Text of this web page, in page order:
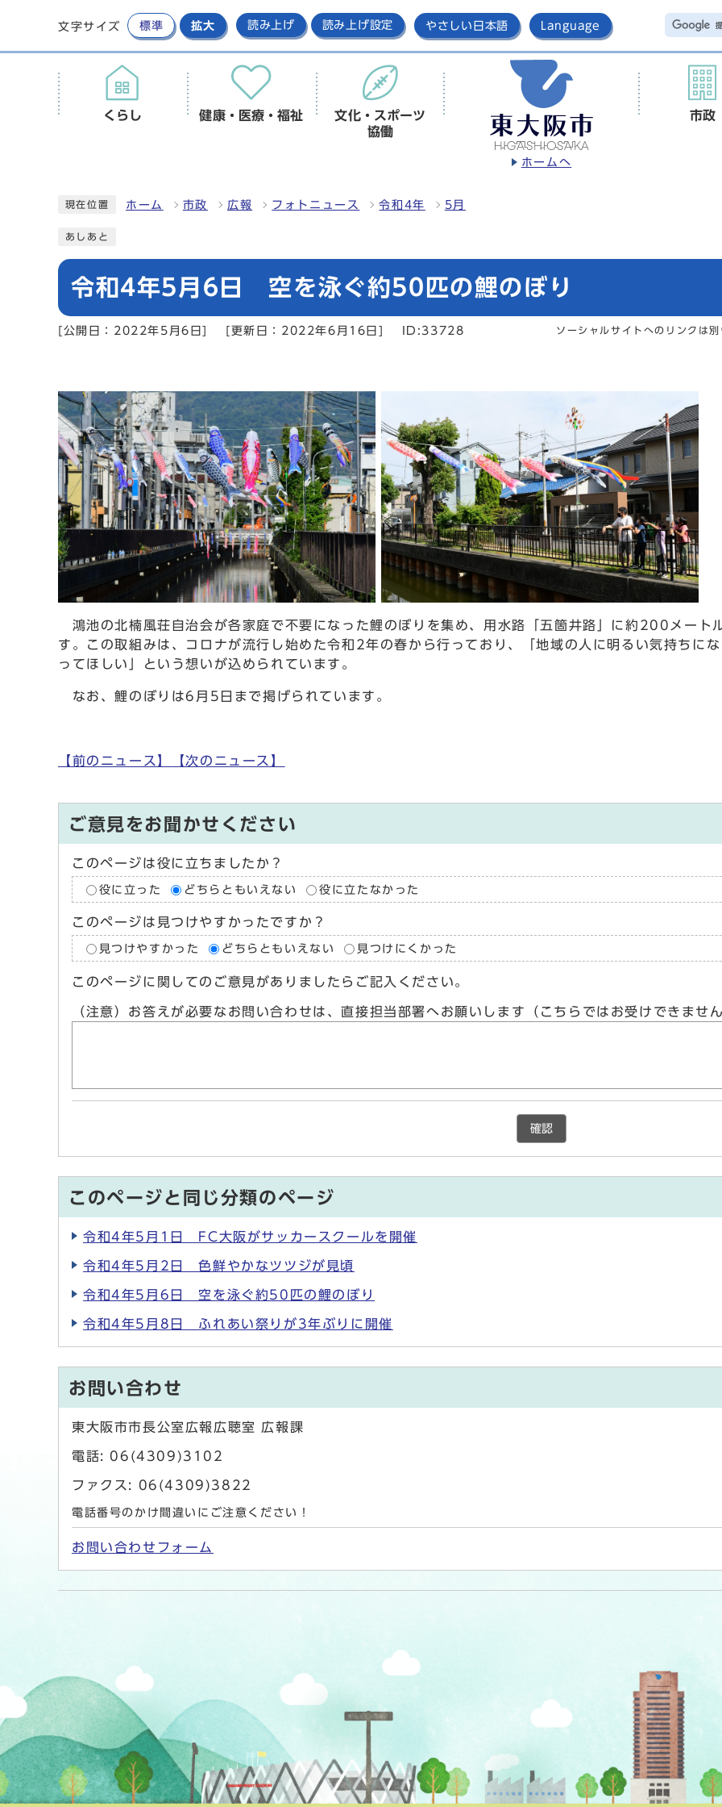
文字サイズ 標準 拡大 読み上げ 読み上げ設定 やさしい日本語 Language
ホームへ
くらし 健康・医療・福祉
文化・スポーツ
協働
市政
現在位置 ホーム 市政 広報 フォトニュース 令和4年 5月
あしあと
令和4年5月6日 空を泳ぐ約50匹の鯉のぼり
[公開日：2022年5月6日] [更新日：2022年6月16日] ID:33728 ソーシャルサイトへのリンクは
鴻池の北楠風荘自治会が各家庭で不要になった鯉のぼりを集め、用水路「五箇井路」に約200メート
す。この取組みは、コロナが流行し始めた令和2年の春から行っており、「地域の人に明るい気持ちに
ってほしい」という想いが込められています。
なお、鯉のぼりは6月5日まで掲げられています。
【前のニュース】 【次のニュース】
ご意見をお聞かせください
このページは役に立ちましたか？
役に立った どちらともいえない 役に立たなかった
このページは見つけやすかったですか？
見つけやすかった どちらともいえない 見つけにくかった
このページに関してのご意見がありましたらご記入ください。
（注意）お答えが必要なお問い合わせは、直接担当部署へお願いします（こちらではお受けできませ
確認
このページと同じ分類のページ
令和4年5月1日 FC大阪がサッカースクールを開催
令和4年5月2日 色鮮やかなツツジが見頃
令和4年5月6日 空を泳ぐ約50匹の鯉のぼり
令和4年5月8日 ふれあい祭りが3年ぶりに開催
お問い合わせ
東大阪市市長公室広報広聴室 広報課
電話: 06(4309)3102
ファクス: 06(4309)3822
電話番号のかけ間違いにご注意ください！
お問い合わせフォーム